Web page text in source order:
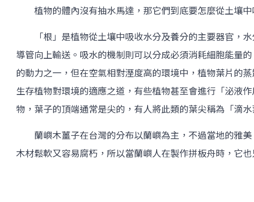
植物的體內沒有抽水馬達，那它們到底要怎麼從土壤中
「根」是植物從土壤中吸收水分及養分的主要器官，水
導管向上輸送。吸水的機制則可以分成必須消耗細胞能量
的動力之一，但在空氣相對溼度高的環境中，植物葉片的
生存植物對環境的適應之道，有些植物甚至會進行「泌液
物，葉子的頂端通常是尖的，有人將此類的葉尖稱為「滴
蘭嶼木薑子在台灣的分布以蘭嶼為主，不過當地的雅美
木材鬆軟又容易腐朽，所以當蘭嶼人在製作拼板舟時，它